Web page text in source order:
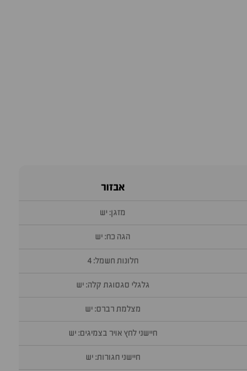
אבזור
מזגן: יש
הגה כח: יש
חלונות חשמל: 4
גלגלי סגסוגת קלה: יש
מצלמת רברס: יש
חיישני לחץ אויר בצמיגים: יש
חיישני חגורות: יש